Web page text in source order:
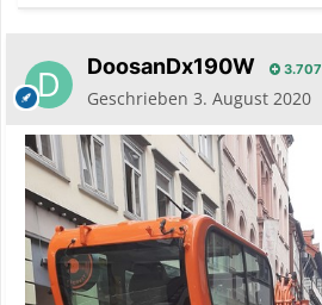
DoosanDx190W 3.707
Geschrieben 3. August 2020